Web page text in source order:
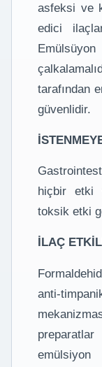
asfeksi ve
edici
tarafından
güvenlidir.
hiçbir etki
toksik etki
İLAÇ
anti-